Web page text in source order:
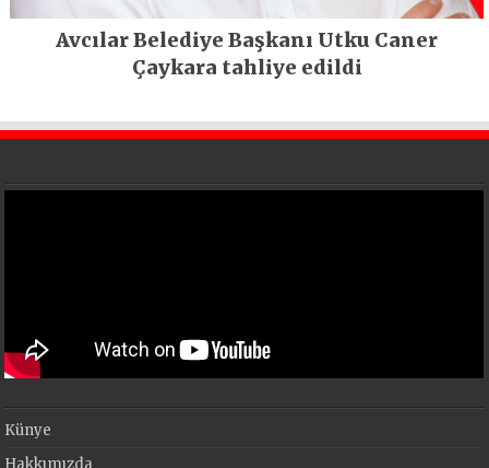
Avcılar Belediye Başkanı Utku Caner
Çaykara tahliye edildi
Künye
Hakkımızda